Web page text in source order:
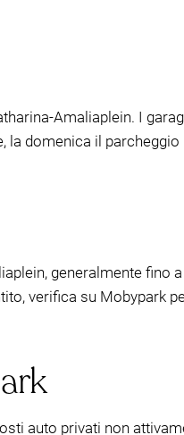
Amaliaplein. I
domenica il
generalmente fino
verifica su Mobypark
auto privati non